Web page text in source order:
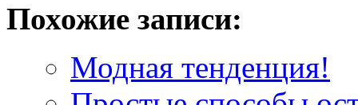
Похожие записи:
Модная тенденция!